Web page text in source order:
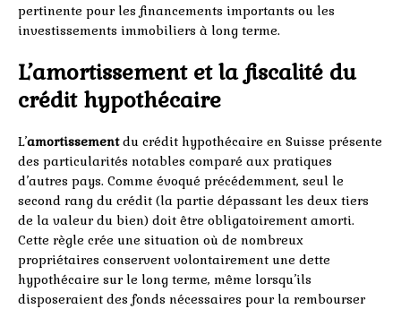
pertinente pour les financements importants ou les
investissements immobiliers à long terme.
L’amortissement et la fiscalité du
crédit hypothécaire
L’amortissementdu crédit hypothécaire en Suisse présente
des particularités notables comparé aux pratiques
d’autres pays. Comme évoqué précédemment, seul le
second rang du crédit (la partie dépassant les deux tiers
de la valeur du bien) doit être obligatoirement amorti.
Cette règle crée une situation où de nombreux
propriétaires conservent volontairement une dette
hypothécaire sur le long terme, même lorsqu’ils
disposeraient des fonds nécessaires pour la rembourser